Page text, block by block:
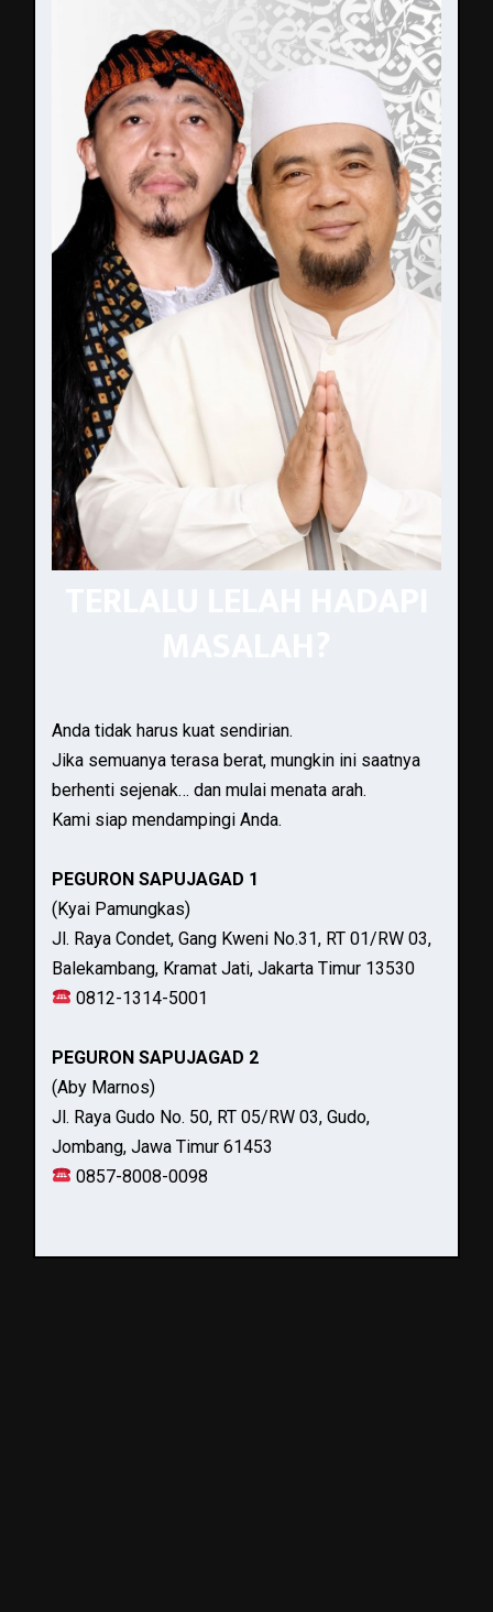
Anda tidak harus kuat sendirian.
Jika semuanya terasa berat, mungkin ini saatnya
berhenti sejenak… dan mulai menata arah.
Kami siap mendampingi Anda.
PEGURON SAPUJAGAD 1
(Kyai Pamungkas)
Jl. Raya Condet, Gang Kweni No.31, RT 01/RW 03,
Balekambang, Kramat Jati, Jakarta Timur 13530
0812-1314-5001
PEGURON SAPUJAGAD 2
(Aby Marnos)
Jl. Raya Gudo No. 50, RT 05/RW 03, Gudo,
Jombang, Jawa Timur 61453
0857-8008-0098